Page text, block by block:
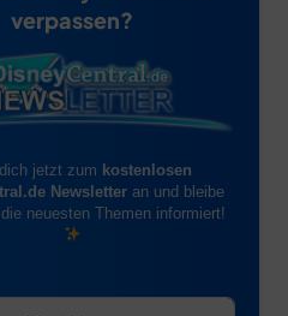
verpassen?
jetzt zum kostenlosen
Newsletter an und bleibe
neuesten Themen informiert!